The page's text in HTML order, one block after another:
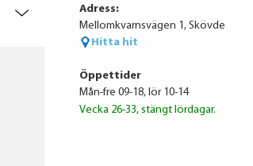
Adress:
Mellomkvarnsvägen 1, Skövde
Hitta hit
Öppettider
Mån-fre 09-18, lör 10-14
Vecka 26-33, stängt lördagar.